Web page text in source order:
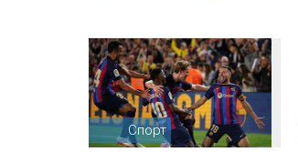
Спорт